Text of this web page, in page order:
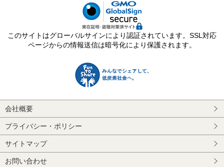
このサイトはグローバルサインにより認証されています。SSL対応
ページからの情報送信は暗号化により保護されます。
会社概要
プライバシー・ポリシー
サイトマップ
お問い合わせ